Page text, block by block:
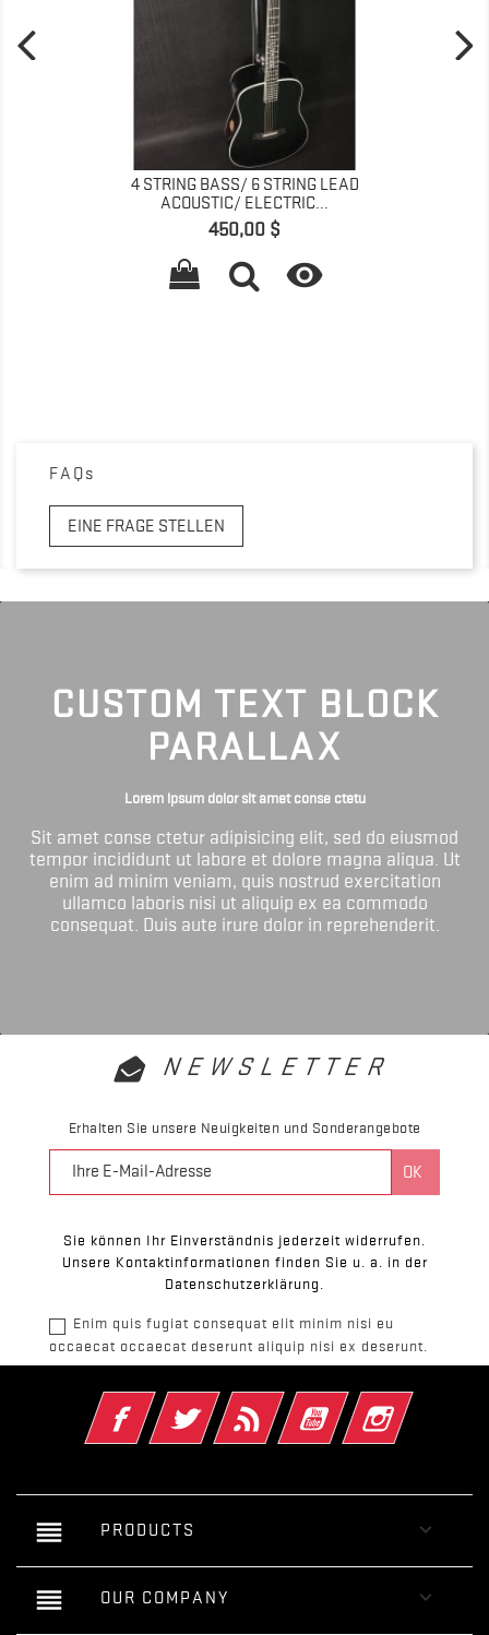
4 STRING BASS/ 6 STRING LEAD
ACOUSTIC/ ELECTRIC...
Preis
450,00 $

FAQs
EINE FRAGE STELLEN
CUSTOM TEXT BLOCK
PARALLAX
Lorem ipsum dolor sit amet conse ctetu
Sit amet conse ctetur adipisicing elit, sed do eiusmod
tempor incididunt ut labore et dolore magna aliqua. Ut
enim ad minim veniam, quis nostrud exercitation
ullamco laboris nisi ut aliquip ex ea commodo
consequat. Duis aute irure dolor in reprehenderit.
NEWSLETTER
Erhalten Sie unsere Neuigkeiten und Sonderangebote
Sie können Ihr Einverständnis jederzeit widerrufen.
Unsere Kontaktinformationen finden Sie u. a. in der
Datenschutzerklärung.
Enim quis fugiat consequat elit minim nisi eu
occaecat occaecat deserunt aliquip nisi ex deserunt.
FacebookTwitter RSS YouTube Instagram
reorder PRODUCTS 
reorder OUR COMPANY 